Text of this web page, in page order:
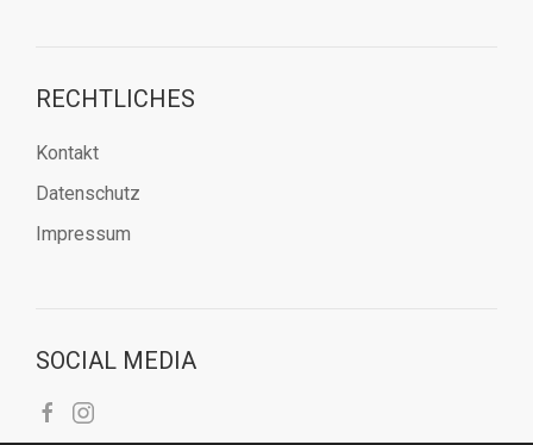
RECHTLICHES
Kontakt
Datenschutz
Impressum
SOCIAL MEDIA